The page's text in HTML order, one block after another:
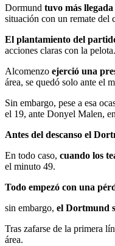
Dormund tuvo más
situación con un remate del
El plantamiento del
acciones claras con la pelota.
Alcomenzo ejerció una
área, se quedó solo ante el
Sin embargo, pese a esa
el 19, ante Donyel Malen,
Antes del descanso el
En todo caso, cuando los
el minuto 49.
Todo empezó con una
sin embargo, el Dortmund
Tras zafarse de la primera
área.